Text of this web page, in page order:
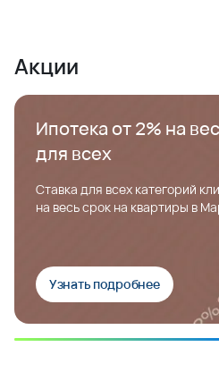
Акции
Ипотека от 2% на
для всех
Ставка для всех категорий
на весь срок на квартиры в
Узнать подробнее